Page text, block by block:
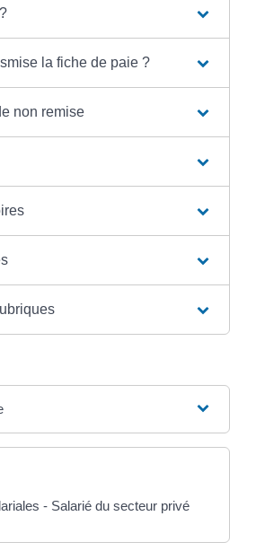
la fiche de paie ?
non remise
- Salarié du secteur privé